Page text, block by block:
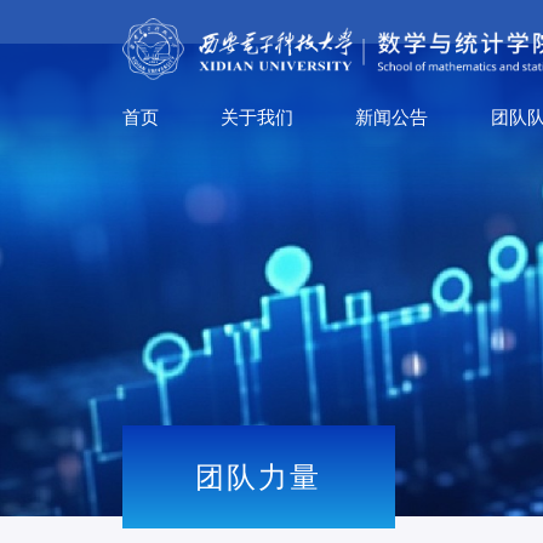
首页 关于我们 新闻公告 团队
团队力量